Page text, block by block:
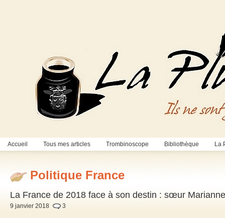
Accueil Tous mes articles Trombinoscope Bibliothèque La
Politique France
La France de 2018 face à son destin : sœur
9 janvier 2018 3